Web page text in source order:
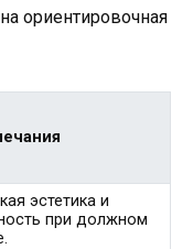
ориентировочная
эстетика и
при должном